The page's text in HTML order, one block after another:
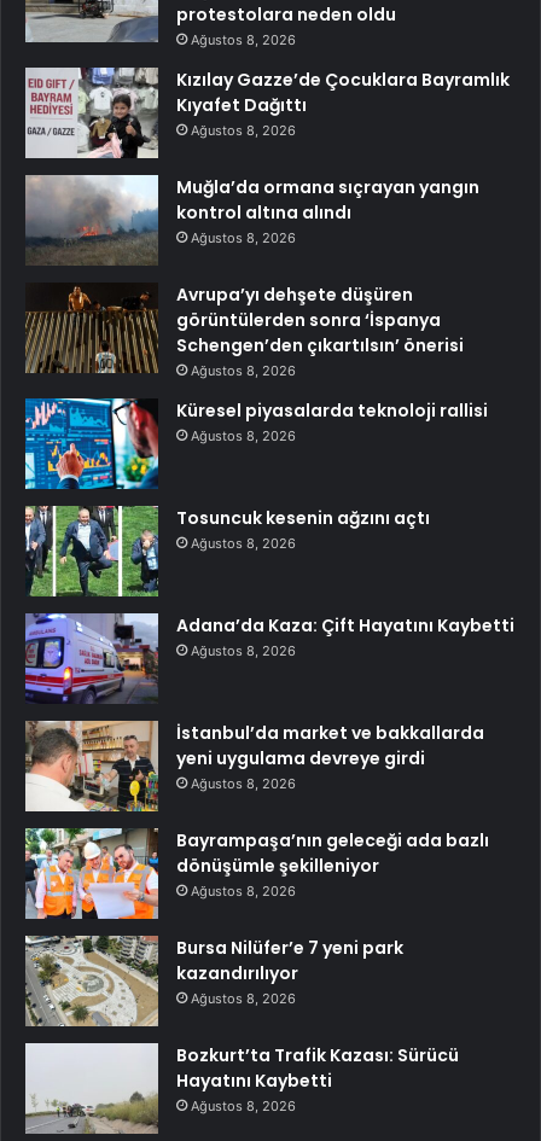
protestolara neden oldu
Ağustos 8, 2026
Kızılay Gazze’de Çocuklara Bayramlık
Kıyafet Dağıttı
Ağustos 8, 2026
Muğla’da ormana sıçrayan yangın
kontrol altına alındı
Ağustos 8, 2026
Avrupa’yı dehşete düşüren
görüntülerden sonra ‘İspanya
Schengen’den çıkartılsın’ önerisi
Ağustos 8, 2026
Küresel piyasalarda teknoloji rallisi
Ağustos 8, 2026
Tosuncuk kesenin ağzını açtı
Ağustos 8, 2026
Adana’da Kaza: Çift Hayatını Kaybetti
Ağustos 8, 2026
İstanbul’da market ve bakkallarda
yeni uygulama devreye girdi
Ağustos 8, 2026
Bayrampaşa’nın geleceği ada bazlı
dönüşümle şekilleniyor
Ağustos 8, 2026
Bursa Nilüfer’e 7 yeni park
kazandırılıyor
Ağustos 8, 2026
Bozkurt’ta Trafik Kazası: Sürücü
Hayatını Kaybetti
Ağustos 8, 2026